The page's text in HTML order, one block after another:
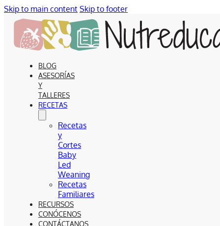
Skip to main content Skip to footer
BLOG
ASESORÍAS
Y
TALLERES
RECETAS
Recetas
y
Cortes
Baby
Led
Weaning
Recetas
Familiares
RECURSOS
CONÓCENOS
CONTÁCTANOS